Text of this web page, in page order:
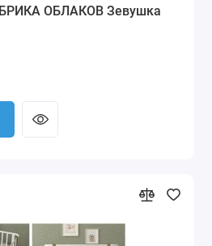
ОБЛАКОВ Зевушка